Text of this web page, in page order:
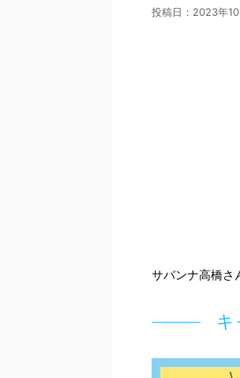
投稿日： 2023年
サバンナ高橋さ
キ